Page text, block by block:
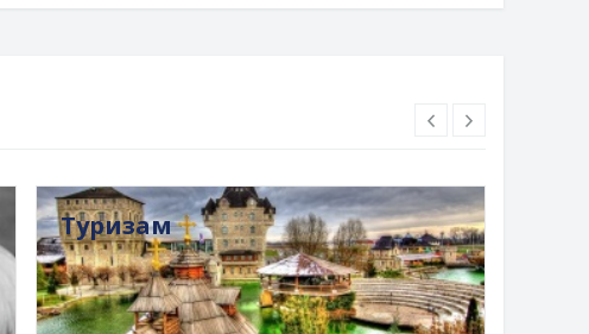
Туризам